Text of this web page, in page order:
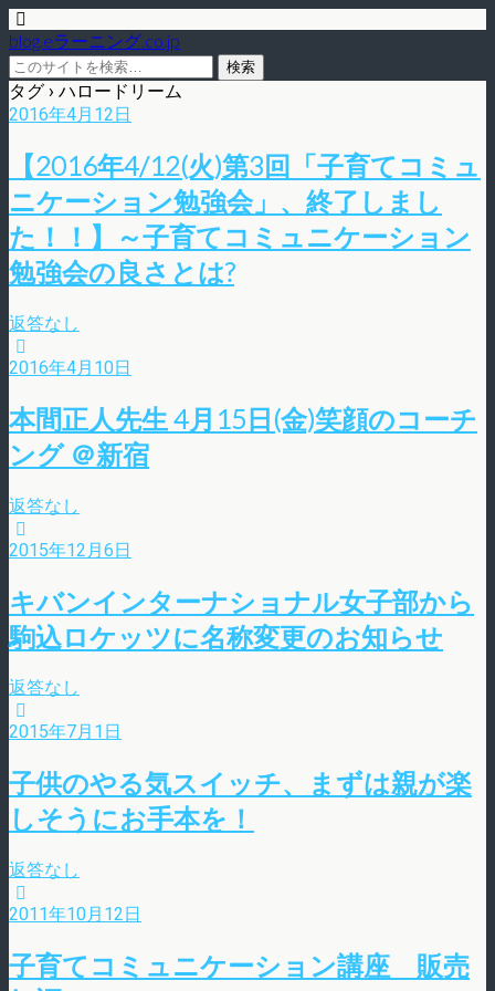
blog.eラーニング.co.jp
タグ › ハロードリーム
2016年4月12日
【2016年4/12(火)第3回「子育てコミュ
ニケーション勉強会」、終了しまし
た！！】～子育てコミュニケーション
勉強会の良さとは?
返答なし
2016年4月10日
本間正人先生 4月15日(金)笑顔のコーチ
ング ＠新宿
返答なし
2015年12月6日
キバンインターナショナル女子部から
駒込ロケッツに名称変更のお知らせ
返答なし
2015年7月1日
子供のやる気スイッチ、まずは親が楽
しそうにお手本を！
返答なし
2011年10月12日
子育てコミュニケーション講座 販売